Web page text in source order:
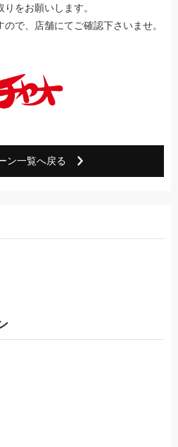
をお願いします。
で、店舗にてご確認下さいませ。
ン一覧へ戻る